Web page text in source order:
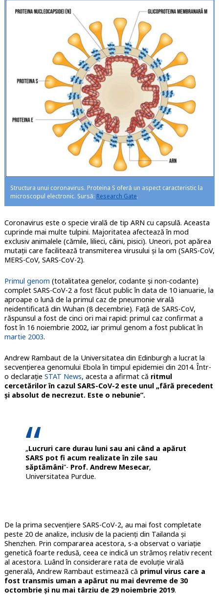
Structura unui coronavirus. Proteina S oferă un aspect caracteristic la
microscopul electronic. Sursă: Research Gate.
Coronavirus este o specie virală de tip ARN cu capsulă. Aceasta
cuprinde mai multe tulpini. Majoritatea afectează în mod
exclusiv animalele (cămile, lilieci, câini, pisici). Uneori, pot apărea
mutații care facilitează transmiterea virusului și la om (SARS-CoV,
MERS-CoV, SARS-CoV-2).
Primul genom (totalitatea genelor, codante și non-codante)
complet SARS-CoV-2 a fost făcut public în data de 10 ianuarie, la
aproape o lună de la primul caz de pneumonie virală
neidentificată din Wuhan (8 decembrie). Față de SARS-CoV,
răspunsul a fost de cinci ori mai rapid: primul caz confirmat a
fost în 16 noiembrie 2002, iar primul genom a fost publicat în
martie 2003.
Andrew Rambaut de la Universitatea din Edinburgh a lucrat la
secvențierea genomului Ebola în timpul epidemiei din 2014. Într-
o declarație STAT News, acesta a afirmat că ritmul
cercetărilor în cazul SARS-CoV-2 este unul „fără precedent
și absolut de necrezut. Este o nebunie”.
„Lucruri care durau luni sau ani când a apărut
SARS pot fi acum realizate în zile sau
săptămâni”- Prof. Andrew Mesecar,
Universitatea Purdue.
De la prima secvențiere SARS-CoV-2, au mai fost completate
peste 20 de analize, inclusiv de la pacienți din Tailanda și
Shenzhen. Prin compararea acestora, s-a observat o variație
genetică foarte redusă, ceea ce indică un strămoș relativ recent
al acestora. Luând în considerare rata de evoluție virală
generală, Andrew Rambaut estimează că primul virus care a
fost transmis uman a apărut nu mai devreme de 30
octombrie și nu mai târziu de 29 noiembrie 2019.